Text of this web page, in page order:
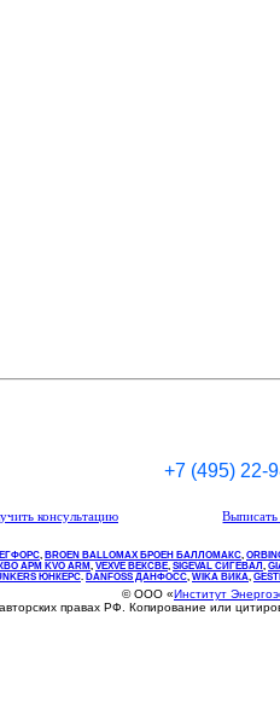
+7 (495) 22-
консультацию
, BROEN BALLOMAX БРОЕН БАЛЛОМАКС,
КВО АРМ KVO ARM, VEXVE ВЕКСВЕ, SIGEVAL СИГЕВАЛ ,
ЮНКЕРС. DANFOSS ДАНФОСС, WIKA ВИКА,
© ООО «Институт
правах РФ. Копирование или